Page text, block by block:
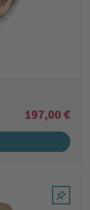
197,00 €